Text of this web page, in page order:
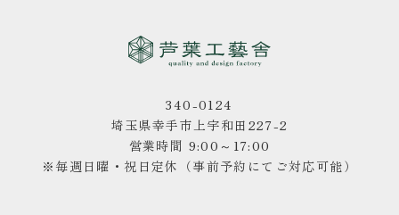
340-0124
埼玉県幸手市上宇和田227-2
営業時間 9:00～17:00
※毎週日曜・祝日定休（事前予約にてご対応可能）